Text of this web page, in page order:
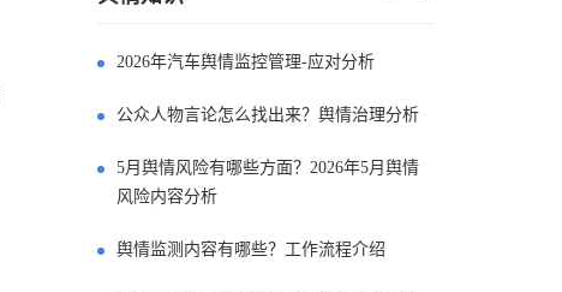
2026年汽车舆情监控管理-应对分析
公众人物言论怎么找出来？舆情治理分析
5月舆情风险有哪些方面？2026年5月舆情
风险内容分析
舆情监测内容有哪些？工作流程介绍